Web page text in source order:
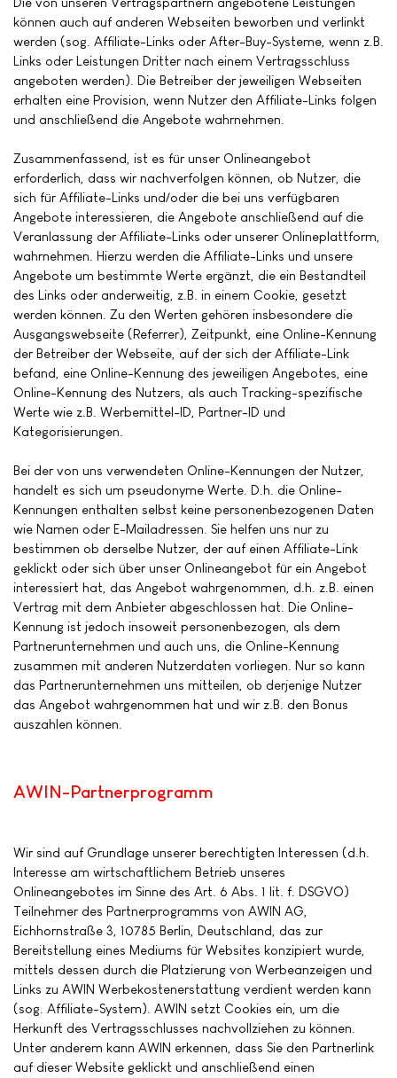
können auch auf anderen Webseiten beworben und verlinkt
werden (sog. Affiliate-Links oder After-Buy-Systeme, wenn z.B.
Links oder Leistungen Dritter nach einem Vertragsschluss
angeboten werden). Die Betreiber der jeweiligen Webseiten
erhalten eine Provision, wenn Nutzer den Affiliate-Links folgen
und anschließend die Angebote wahrnehmen.
Zusammenfassend, ist es für unser Onlineangebot
erforderlich, dass wir nachverfolgen können, ob Nutzer, die
sich für Affiliate-Links und/oder die bei uns verfügbaren
Angebote interessieren, die Angebote anschließend auf die
Veranlassung der Affiliate-Links oder unserer Onlineplattform,
wahrnehmen. Hierzu werden die Affiliate-Links und unsere
Angebote um bestimmte Werte ergänzt, die ein Bestandteil
des Links oder anderweitig, z.B. in einem Cookie, gesetzt
werden können. Zu den Werten gehören insbesondere die
Ausgangswebseite (Referrer), Zeitpunkt, eine Online-Kennung
der Betreiber der Webseite, auf der sich der Affiliate-Link
befand, eine Online-Kennung des jeweiligen Angebotes, eine
Online-Kennung des Nutzers, als auch Tracking-spezifische
Werte wie z.B. Werbemittel-ID, Partner-ID und
Kategorisierungen.
Bei der von uns verwendeten Online-Kennungen der Nutzer,
handelt es sich um pseudonyme Werte. D.h. die Online-
Kennungen enthalten selbst keine personenbezogenen Daten
wie Namen oder E-Mailadressen. Sie helfen uns nur zu
bestimmen ob derselbe Nutzer, der auf einen Affiliate-Link
geklickt oder sich über unser Onlineangebot für ein Angebot
interessiert hat, das Angebot wahrgenommen, d.h. z.B. einen
Vertrag mit dem Anbieter abgeschlossen hat. Die Online-
Kennung ist jedoch insoweit personenbezogen, als dem
Partnerunternehmen und auch uns, die Online-Kennung
zusammen mit anderen Nutzerdaten vorliegen. Nur so kann
das Partnerunternehmen uns mitteilen, ob derjenige Nutzer
das Angebot wahrgenommen hat und wir z.B. den Bonus
auszahlen können.
AWIN-Partnerprogramm
Wir sind auf Grundlage unserer berechtigten Interessen (d.h.
Interesse am wirtschaftlichem Betrieb unseres
Onlineangebotes im Sinne des Art. 6 Abs. 1 lit. f. DSGVO)
Teilnehmer des Partnerprogramms von AWIN AG,
Eichhornstraße 3, 10785 Berlin, Deutschland, das zur
Bereitstellung eines Mediums für Websites konzipiert wurde,
mittels dessen durch die Platzierung von Werbeanzeigen und
Links zu AWIN Werbekostenerstattung verdient werden kann
(sog. Affiliate-System). AWIN setzt Cookies ein, um die
Herkunft des Vertragsschlusses nachvollziehen zu können.
Unter anderem kann AWIN erkennen, dass Sie den Partnerlink
auf dieser Website geklickt und anschließend einen